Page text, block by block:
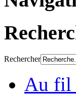
Rechercher
Au fil